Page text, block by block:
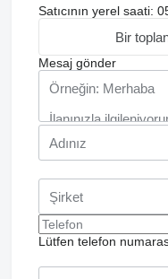
Satıcının yerel saati:
Bir
Mesaj gönder
Lütfen telefon